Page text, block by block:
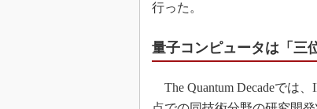
行った。
量子コンピュータは「三
The Quantum Decadeでは